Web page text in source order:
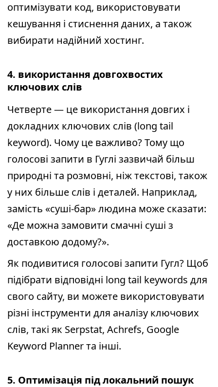
оптимізувати код, використовувати
кешування і стиснення даних, а також
вибирати надійний хостинг.
4. використання довгохвостих
ключових слів
Четверте — це використання довгих і
докладних ключових слів (long tail
keyword). Чому це важливо? Тому що
голосові запити в Гуглі зазвичай більш
природні та розмовні, ніж текстові, також
у них більше слів і деталей. Наприклад,
замість «суші-бар» людина може сказати:
«Де можна замовити смачні суші з
доставкою додому?».
Як подивитися голосові запити Гугл? Щоб
підібрати відповідні long tail keywords для
свого сайту, ви можете використовувати
різні інструменти для аналізу ключових
слів, такі як Serpstat, Achrefs, Google
Keyword Planner та інші.
5. Оптимізація під локальний пошук